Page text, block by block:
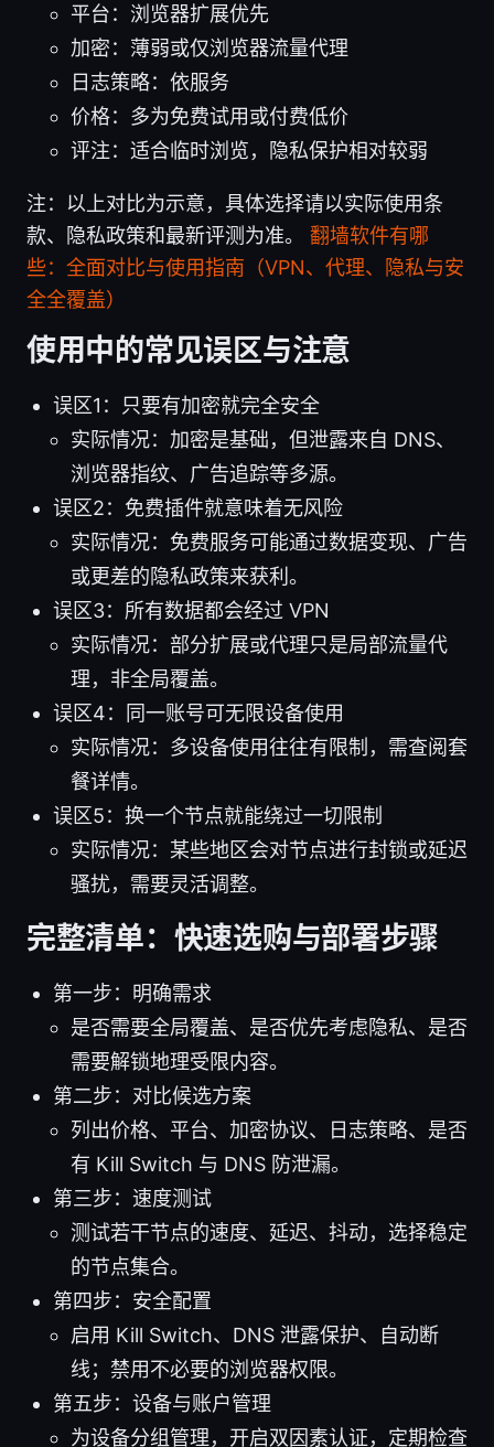
平台：浏览器扩展优先
加密：薄弱或仅浏览器流量代理
日志策略：依服务
价格：多为免费试用或付费低价
评注：适合临时浏览，隐私保护相对较弱
注：以上对比为示意，具体选择请以实际使用条
款、隐私政策和最新评测为准。 翻墙软件有哪
些：全面对比与使用指南（VPN、代理、隐私与安
全全覆盖）
使用中的常见误区与注意
误区1：只要有加密就完全安全
实际情况：加密是基础，但泄露来自 DNS、
浏览器指纹、广告追踪等多源。
误区2：免费插件就意味着无风险
实际情况：免费服务可能通过数据变现、广告
或更差的隐私政策来获利。
误区3：所有数据都会经过 VPN
实际情况：部分扩展或代理只是局部流量代
理，非全局覆盖。
误区4：同一账号可无限设备使用
实际情况：多设备使用往往有限制，需查阅套
餐详情。
误区5：换一个节点就能绕过一切限制
实际情况：某些地区会对节点进行封锁或延迟
骚扰，需要灵活调整。
完整清单：快速选购与部署步骤
第一步：明确需求
是否需要全局覆盖、是否优先考虑隐私、是否
需要解锁地理受限内容。
第二步：对比候选方案
列出价格、平台、加密协议、日志策略、是否
有 Kill Switch 与 DNS 防泄漏。
第三步：速度测试
测试若干节点的速度、延迟、抖动，选择稳定
的节点集合。
第四步：安全配置
启用 Kill Switch、DNS 泄露保护、自动断
线；禁用不必要的浏览器权限。
第五步：设备与账户管理
为设备分组管理，开启双因素认证，定期检查